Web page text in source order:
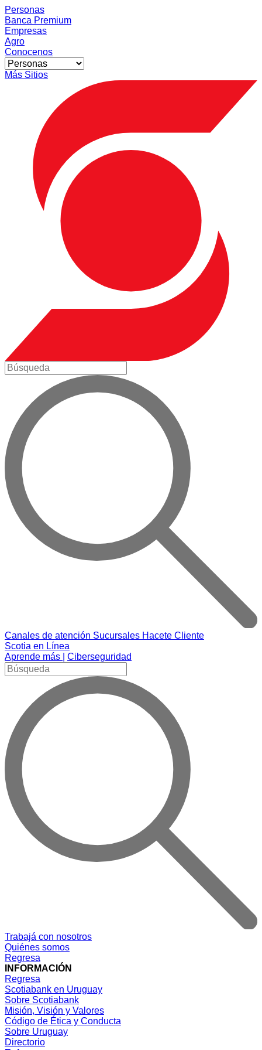
Personas
Banca Premium
Empresas
Agro
Conocenos
Más Sitios
Canales de atención Sucursales Hacete Cliente
Scotia en Línea
Aprende más |
Ciberseguridad
Trabajá con nosotros
Quiénes somos
Regresa
INFORMACIÓN
Regresa
Scotiabank en Uruguay
Sobre Scotiabank
Misión, Visión y Valores
Código de Ética y Conducta
Sobre Uruguay
Directorio